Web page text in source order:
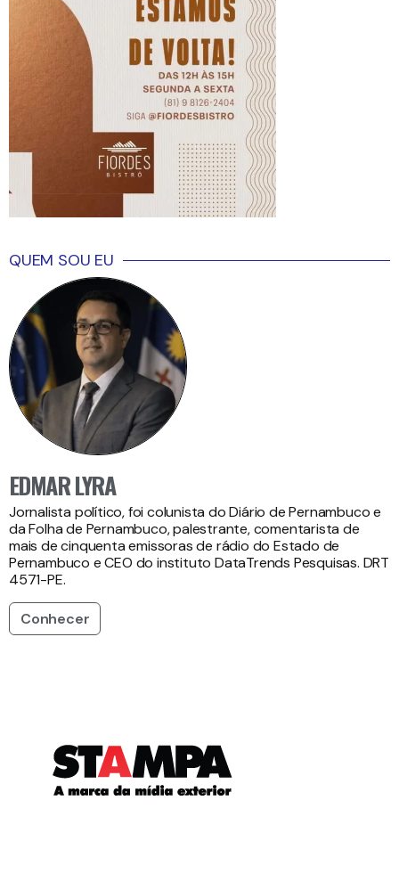
QUEM SOU EU
EDMAR LYRA
Jornalista político, foi colunista do Diário de Pernambuco e
da Folha de Pernambuco, palestrante, comentarista de
mais de cinquenta emissoras de rádio do Estado de
Pernambuco e CEO do instituto DataTrends Pesquisas. DRT
4571-PE.
Conhecer